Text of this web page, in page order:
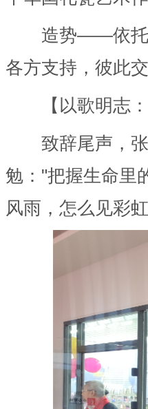
造势——依托二
各方支持，彼此
【以歌明志：
致辞尾声，张
勉："把握生命里
风雨，怎么见彩